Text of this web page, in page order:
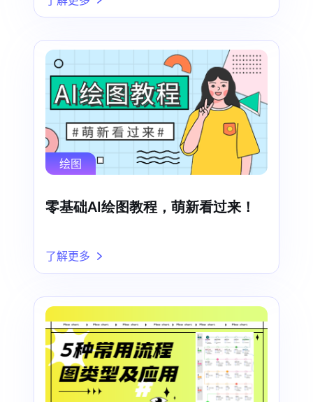
绘图
零基础AI绘图教程，萌新看过来！
了解更多